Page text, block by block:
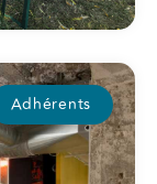
Adhérents